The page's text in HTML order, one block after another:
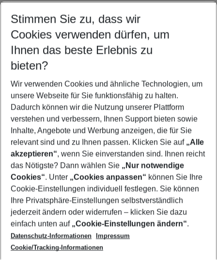
Ändern Sie Ihre Kriterien nach Ihren Wünschen
Abflughafen wählen
Beliebiger Abflughafen
Reisezeitraum wählen
11.08.26– 09.08.27 5-8 Nächte
2 Erwachsene Keine Kinder
Mehr Filter anzeigen
Footer
Footer navigation
Über uns
AGB
Cookie-Einstellungen ändern
Cookie-Richtlinie
Datenschutz
Service & Hilfe
Barrierefreies Reisen
Check-in
Folgen Sie uns
Stimmen Sie zu, dass wir
Cookies verwenden dürfen, um
Ihnen das beste Erlebnis zu
bieten?
Wir verwenden Cookies und ähnliche Technologien, um
unsere Webseite für Sie funktionsfähig zu halten.
Dadurch können wir die Nutzung unserer Plattform
verstehen und verbessern, Ihnen Support bieten sowie
Inhalte, Angebote und Werbung anzeigen, die für Sie
relevant sind und zu Ihnen passen. Klicken Sie auf „Alle
akzeptieren“, wenn Sie einverstanden sind. Ihnen reicht
das Nötigste? Dann wählen Sie „Nur notwendige
Cookies“. Unter „Cookies anpassen“ können Sie Ihre
Cookie-Einstellungen individuell festlegen. Sie können
Ihre Privatsphäre-Einstellungen selbstverständlich
jederzeit ändern oder widerrufen – klicken Sie dazu
einfach unten auf „Cookie-Einstellungen ändern“.
Datenschutz-Informationen
Impressum
Cookie/Tracking-Informationen